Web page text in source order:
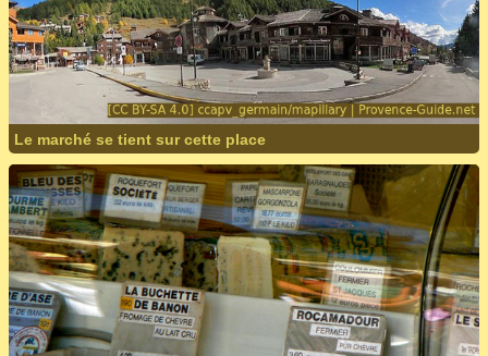
Le marché se tient sur cette place